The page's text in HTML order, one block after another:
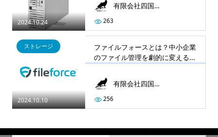
2024.10.24
有限会社四国情報サービス
263
2024.10.10
ストレージ
ファイルフォースとは？中小企業
のファイル管理を劇的に変える...
有限会社四国情報サービス
256